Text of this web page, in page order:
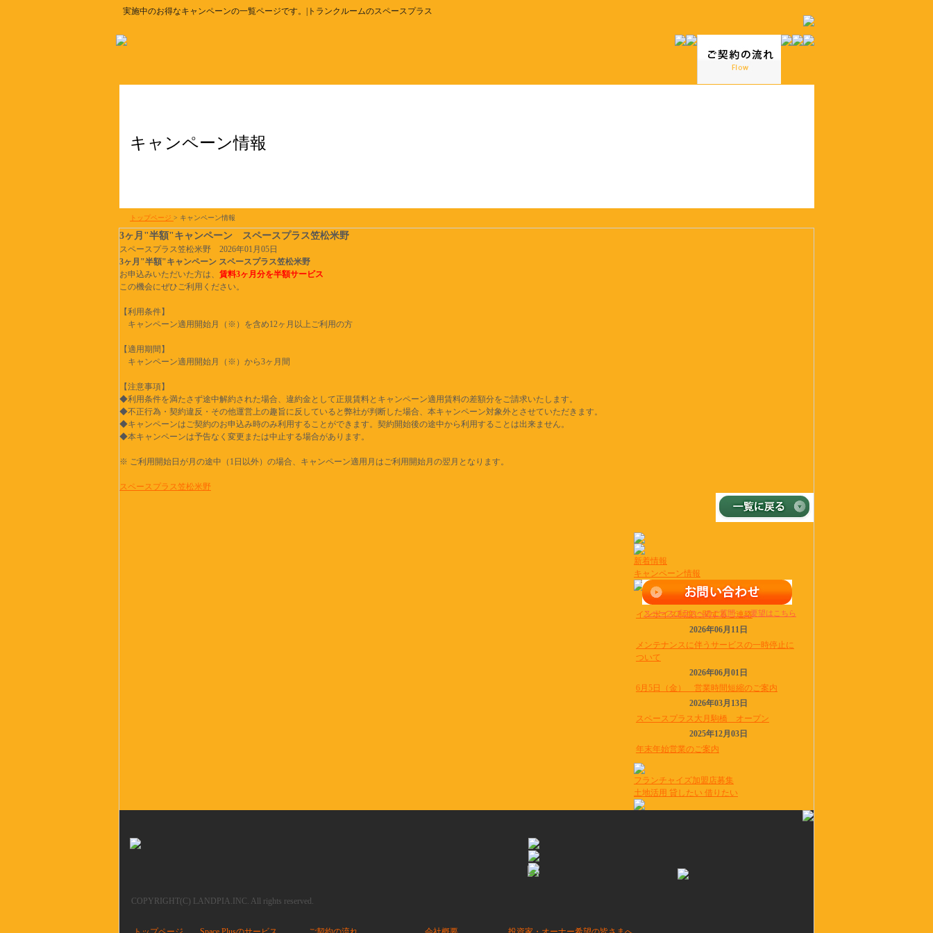
キャンペーン情報
実施中のお得なキャンペーンの一覧ページです。|トランクルームのスペースプラス
トップページ > キャンペーン情報
3ヶ月"半額"キャンペーン スペースプラス笠松米野
スペースプラス笠松米野 2026年01月05日
3ヶ月"半額"キャンペーン スペースプラス笠松米野
お申込みいただいた方は、 賃料3ヶ月分を半額サービス
この機会にぜひご利用ください。
【利用条件】
キャンペーン適用開始月（※）を含め12ヶ月以上ご利用の方
【適用期間】
キャンペーン適用開始月（※）から3ヶ月間
【注意事項】
◆利用条件を満たさず途中解約された場合、違約金として正規賃料とキャンペーン適用賃料の差額分をご請求いたします。
◆不正行為・契約違反・その他運営上の趣旨に反していると弊社が判断した場合、本キャンペーン対象外とさせていただきます。
◆キャンペーンはご契約のお申込み時のみ利用することができます。契約開始後の途中から利用することは出来ません。
◆本キャンペーンは予告なく変更または中止する場合があります。
※ ご利用開始日が月の途中（1日以外）の場合、キャンペーン適用月はご利用開始月の翌月となります。
スペースプラス笠松米野
スペースプラスへのご質問・ご要望はこちら
新着情報
キャンペーン情報
2026年08月04日
インボイス制度に関するご連絡
2026年06月11日
メンテナンスに伴うサービスの一時停止に
ついて
2026年06月01日
6月5日（金） 営業時間短縮のご案内
2026年03月13日
スペースプラス大月駒橋 オープン
2025年12月03日
年末年始営業のご案内
フランチャイズ加盟店募集
土地活用 貸したい 借りたい
COPYRIGHT(C) LANDPIA.INC. All rights reserved.